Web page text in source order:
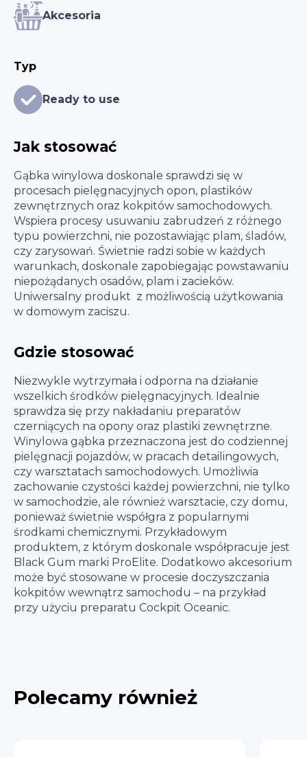
Akcesoria
Typ
Ready to use
Jak stosować
Gąbka winylowa doskonale sprawdzi się w
procesach pielęgnacyjnych opon, plastików
zewnętrznych oraz kokpitów samochodowych.
Wspiera procesy usuwaniu zabrudzeń z różnego
typu powierzchni, nie pozostawiając plam, śladów,
czy zarysowań. Świetnie radzi sobie w każdych
warunkach, doskonale zapobiegając powstawaniu
niepożądanych osadów, plam i zacieków.
Uniwersalny produkt z możliwością użytkowania
w domowym zaciszu.
Gdzie stosować
Niezwykle wytrzymała i odporna na działanie
wszelkich środków pielęgnacyjnych. Idealnie
sprawdza się przy nakładaniu preparatów
czerniących na opony oraz plastiki zewnętrzne.
Winylowa gąbka przeznaczona jest do codziennej
pielęgnacji pojazdów, w pracach detailingowych,
czy warsztatach samochodowych. Umożliwia
zachowanie czystości każdej powierzchni, nie tylko
w samochodzie, ale również warsztacie, czy domu,
ponieważ świetnie współgra z popularnymi
środkami chemicznymi. Przykładowym
produktem, z którym doskonale współpracuje jest
Black Gum marki ProElite. Dodatkowo akcesorium
może być stosowane w procesie doczyszczania
kokpitów wewnątrz samochodu – na przykład
przy użyciu preparatu Cockpit Oceanic.
Polecamy również